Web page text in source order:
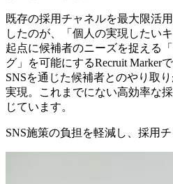
既存の採用チャネルを最大限活
したのが、「個人の実現したい
起点に候補者のニーズを捉える
グ」を可能にするRecruit Marker
SNSを通じた候補者とのやり取
実現。これまでにない高効率な
じています。
SNS施策の負担を軽減し、採用